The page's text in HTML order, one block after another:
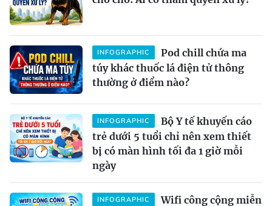
INFOGRAPHIC
Pod chill chứa ma
túy khác thuốc lá điện tử thông
thường ở điểm nào?
INFOGRAPHIC
Bộ Y tế khuyến cáo
trẻ dưới 5 tuổi chỉ nên xem thiết
bị có màn hình tối đa 1 giờ mỗi
ngày
INFOGRAPHIC Wifi công cộng miễn